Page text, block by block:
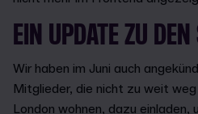
EIN UPDATE ZU
Wir haben im Juni auch
Mitglieder, die nicht zu weit
London wohnen, dazu einladen,